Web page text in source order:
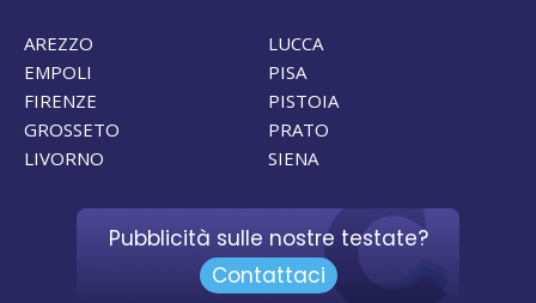
AREZZO
EMPOLI
FIRENZE
GROSSETO
LIVORNO
LUCCA
PISA
PISTOIA
PRATO
SIENA
Pubblicità sulle nostre testate?
Contattaci